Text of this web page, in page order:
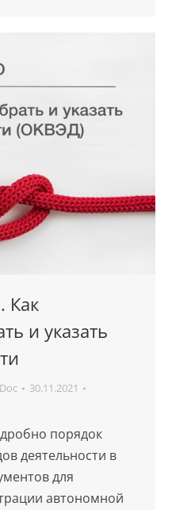
Как
и указать
30.11.2021
порядок
деятельности в
для
автономной